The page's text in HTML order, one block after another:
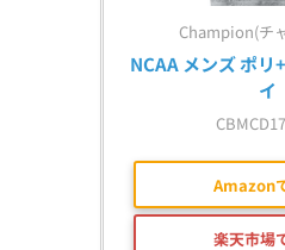
Champion(チ
NCAA メンズ ポリ
イ
Amazon
楽天市場